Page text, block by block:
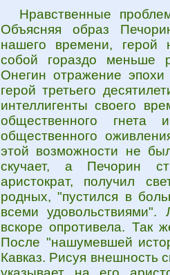
Нравственные
Объясняя образ
нашего времени, герой
собой гораздо меньше
Онегин отражение эпохи
герой третьего
интеллигенты своего
общественного
общественного
этой возможности не
скучает, а Печорин
аристократ, получил
родных, "пустился в
всеми удовольствиями".
вскоре опротивела. Так
После "нашумевшей
Кавказ. Рисуя внешность